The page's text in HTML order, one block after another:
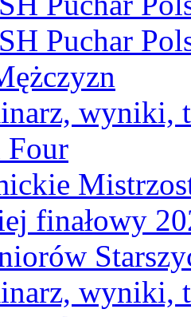
Puchar
wyniki,
Four
finałowy
wyniki,